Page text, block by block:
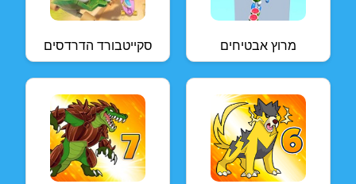
סקייטבורד הדרדסים מרוץ אבטיחים